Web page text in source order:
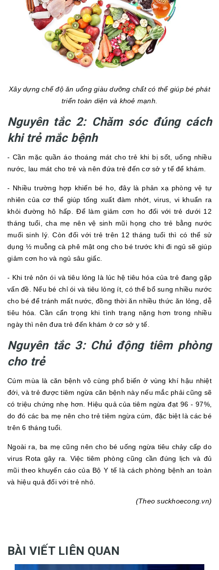
Xây dựng chế độ ăn uống giàu dưỡng chất có thể giúp bé phát
triển toàn diện và khoẻ mạnh.
Nguyên tắc 2: Chăm sóc đúng cách
khi trẻ mắc bệnh
- Cần mặc quần áo thoáng mát cho trẻ khi bị sốt, uống nhiều
nước, lau mát cho trẻ và nên đứa trẻ đến cơ sở y tế để khám.
- Nhiều trường hợp khiến bé ho, đây là phản xạ phòng vệ tự
nhiên của cơ thể giúp tống xuất đàm nhớt, virus, vi khuẩn ra
khỏi đường hô hấp. Để làm giảm cơn ho đối với trẻ dưới 12
tháng tuổi, cha mẹ nên vệ sinh mũi họng cho trẻ bằng nước
muối sinh lý. Còn đối với trẻ trên 12 tháng tuổi thì có thể sử
dụng ½ muỗng cà phê mật ong cho bé trước khi đi ngủ sẽ giúp
giảm cơn ho và ngủ sâu giấc.
- Khi trẻ nôn ói và tiêu lỏng là lúc hệ tiêu hóa của trẻ đang gặp
vấn đề. Nếu bé chỉ ói và tiêu lỏng ít, có thể bổ sung nhiều nước
cho bé để tránh mất nước, đồng thời ăn nhiều thức ăn lỏng, dễ
tiêu hóa. Cần cẩn trọng khi tình trạng nặng hơn trong nhiều
ngày thì nên đưa trẻ đến khám ở cơ sở y tế.
Nguyên tắc 3: Chủ động tiêm phòng
cho trẻ
Cúm mùa là căn bệnh vô cùng phổ biến ở vùng khí hậu nhiệt
đới, và trẻ được tiêm ngừa căn bệnh này nếu mắc phải cũng sẽ
có triệu chứng nhẹ hơn. Hiệu quả của tiêm ngừa đạt 96 - 97%,
do đó các ba mẹ nên cho trẻ tiêm ngừa cúm, đặc biệt là các bé
trên 6 tháng tuổi.
Ngoài ra, ba mẹ cũng nên cho bé uống ngừa tiêu chảy cấp do
virus Rota gây ra. Việc tiêm phòng cũng cần đúng lịch và đủ
mũi theo khuyến cáo của Bộ Y tế là cách phòng bệnh an toàn
và hiệu quả đối với trẻ nhỏ.
(Theo suckhoecong.vn)
BÀI VIẾT LIÊN QUAN